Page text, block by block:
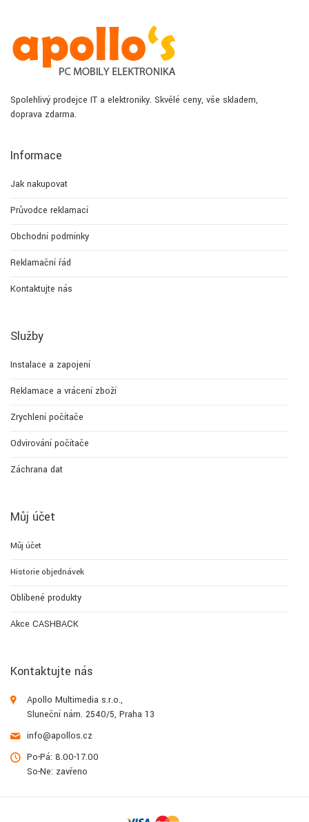
Spolehlivý prodejce IT a elektroniky. Skvělé ceny, vše skladem,
doprava zdarma.
Informace
Jak nakupovat
Průvodce reklamací
Obchodní podmínky
Reklamační řád
Kontaktujte nás
Služby
Instalace a zapojení
Reklamace a vrácení zboží
Zrychlení počítače
Odvirování počítače
Záchrana dat
Můj účet
Můj účet
Historie objednávek
Oblíbené produkty
Akce CASHBACK
Kontaktujte nás
Apollo Multimedia s.r.o.,
Sluneční nám. 2540/5, Praha 13
info@apollos.cz
Po-Pá: 8.00-17.00
So-Ne: zavřeno